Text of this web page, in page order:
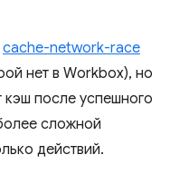
cache-network-race
нет в Workbox), но
кэш после успешного
сложной
действий.